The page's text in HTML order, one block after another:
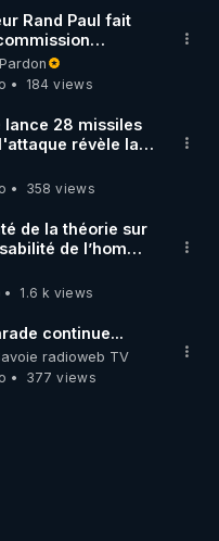
Rand Paul fait
Congrès contre
184 views
lance 28 missiles
révèle la
Kiev
358 views
de la théorie sur
de l’homme
le dioxyde de
1.6 k views
continue...
radioweb TV
377 views